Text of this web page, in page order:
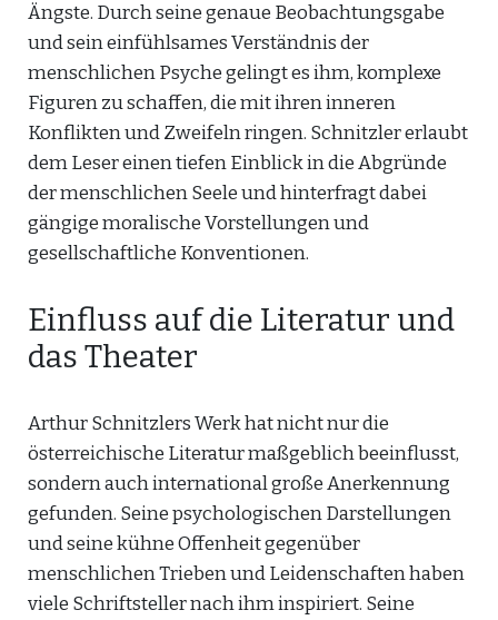
Ängste. Durch seine genaue Beobachtungsgabe
und sein einfühlsames Verständnis der
menschlichen Psyche gelingt es ihm, komplexe
Figuren zu schaffen, die mit ihren inneren
Konflikten und Zweifeln ringen. Schnitzler erlaubt
dem Leser einen tiefen Einblick in die Abgründe
der menschlichen Seele und hinterfragt dabei
gängige moralische Vorstellungen und
gesellschaftliche Konventionen.
Einfluss auf die Literatur und
das Theater
Arthur Schnitzlers Werk hat nicht nur die
österreichische Literatur maßgeblich beeinflusst,
sondern auch international große Anerkennung
gefunden. Seine psychologischen Darstellungen
und seine kühne Offenheit gegenüber
menschlichen Trieben und Leidenschaften haben
viele Schriftsteller nach ihm inspiriert. Seine